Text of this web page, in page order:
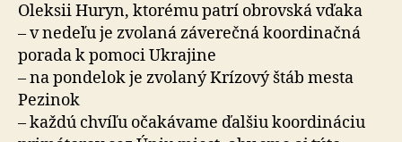
Oleksii Huryn, ktorému patrí obrovská vďaka
– v nedeľu je zvolaná záverečná koordinačná
porada k pomoci Ukrajine
– na pondelok je zvolaný Krízový štáb mesta
Pezinok
– každú chvíľu očakávame ďalšiu koordináciu